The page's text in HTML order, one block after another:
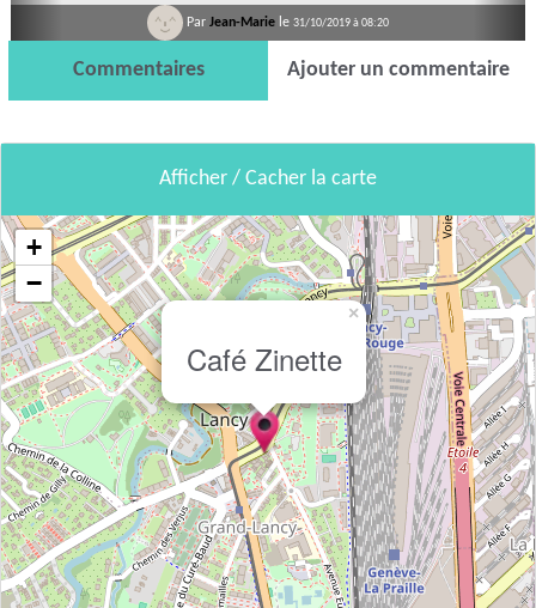
Par Jean-Marie le 31/10/2019 à 08:20
Commentaires Ajouter un commentaire
Afficher / Cacher la carte
Café Zinette
×
+
−